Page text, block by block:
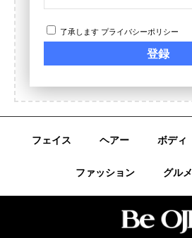
了承します プライバシーポリシー
フェイス ヘアー ボディ
ファッション グルメ